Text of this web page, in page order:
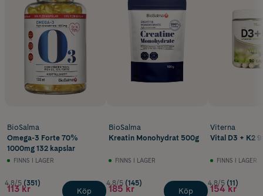
BioSalma
Omega-3 Forte 70%
1000mg 132 kapslar
FINNS I LAGER
4.8/5 (351)
113 kr Köp
BioSalma
Kreatin Monohydrat 500g
FINNS I LAGER
4.8/5 (145)
185 kr Köp
Viterna
Vital D3 + K2
FINNS I LAGER
4.8/5 (11)
154 kr